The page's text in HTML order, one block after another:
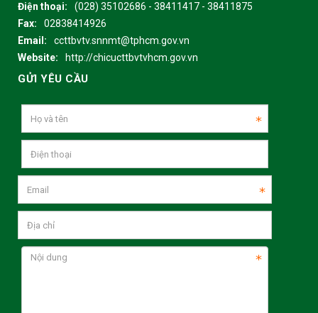
Điện thoại:
(028) 35102686 - 38411417 - 38411875
Fax:
02838414926
Email:
ccttbvtv.snnmt@tphcm.gov.vn
Website:
http://chicucttbvtvhcm.gov.vn
GỬI YÊU CẦU